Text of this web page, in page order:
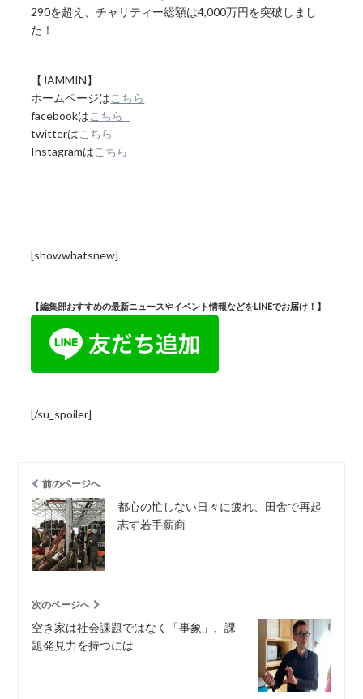
290を超え、チャリティー総額は4,000万円を突破しまし
た！
【JAMMIN】
ホームページはこちら
facebookはこちら
twitterはこちら
Instagramはこちら
[showwhatsnew]
【編集部おすすめの最新ニュースやイベント情報などをLINEでお届け！】
[/su_spoiler]
前のページへ
都心の忙しない日々に疲れ、田舎で再起
志す若手薪商
次のページへ
空き家は社会課題ではなく「事象」、課
題発見力を持つには